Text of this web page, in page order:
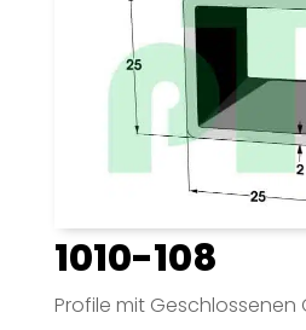
1010-108
Profile mit Geschlossenen